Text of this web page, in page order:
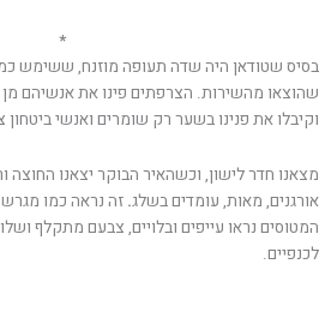
*
בסיס שטודאן היה שדה תעופה מוזנח, ששימש
שהוצאו מהשירות. הצרפתים פינו את אנשיהם
וקיבלו את פנינו בשער רק שומרים ואנשי ביטחון
מצאנו חדר לישון, וכשהאיר הבוקר יצאנו החוצה
אורגנים, מאות, עומדים בשלג. זה נראה כמו
המטוסים נראו עייפים ובלויים, צבעם מתקלף
לכנפיים.